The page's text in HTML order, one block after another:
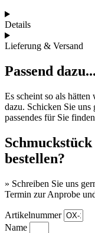
Details
Lieferung & Versand
Passend dazu...
Es scheint so als
dazu. Schicken Sie
passendes für Sie
bestellen?
» Schreiben Sie uns
Termin zur Anprobe
Artikelnummer
Name